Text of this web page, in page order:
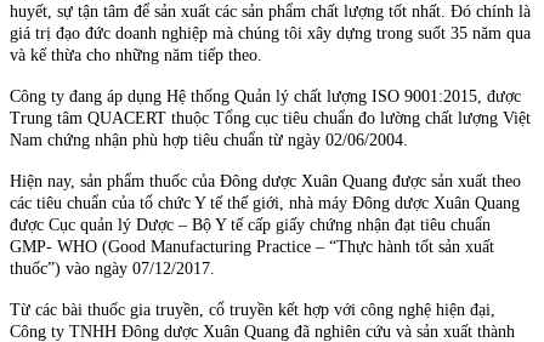
huyết, sự tận tâm để sản xuất các sản phẩm chất lượng tốt nhất. Đó chính là
giá trị đạo đức doanh nghiệp mà chúng tôi xây dựng trong suốt 35 năm qua
và kế thừa cho những năm tiếp theo.
Công ty đang áp dụng Hệ thống Quản lý chất lượng ISO 9001:2015, được
Trung tâm QUACERT thuộc Tổng cục tiêu chuẩn đo lường chất lượng Việt
Nam chứng nhận phù hợp tiêu chuẩn từ ngày 02/06/2004.
Hiện nay, sản phẩm thuốc của Đông dược Xuân Quang được sản xuất theo
các tiêu chuẩn của tổ chức Y tế thế giới, nhà máy Đông dược Xuân Quang
được Cục quản lý Dược – Bộ Y tế cấp giấy chứng nhận đạt tiêu chuẩn
GMP- WHO (Good Manufacturing Practice – “Thực hành tốt sản xuất
thuốc”) vào ngày 07/12/2017.
Từ các bài thuốc gia truyền, cổ truyền kết hợp với công nghệ hiện đại,
Công ty TNHH Đông dược Xuân Quang đã nghiên cứu và sản xuất thành